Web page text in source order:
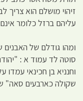
זיהוי מושלם הוא צריך
עליהם ברזל כלומר
ומהו גודלם של
סוטה לד עמוד א :
וחנניא בן חכינאי
שקולה כארבעים סאה"